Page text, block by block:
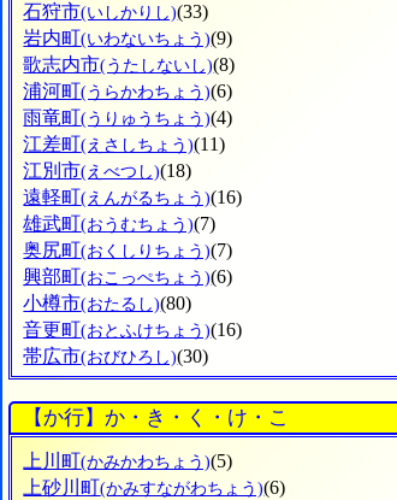
石狩市(いしかりし)(33)
岩内町(いわないちょう)(9)
歌志内市(うたしないし)(8)
浦河町(うらかわちょう)(6)
雨竜町(うりゅうちょう)(4)
江差町(えさしちょう)(11)
江別市(えべつし)(18)
遠軽町(えんがるちょう)(16)
雄武町(おうむちょう)(7)
奥尻町(おくしりちょう)(7)
興部町(おこっぺちょう)(6)
小樽市(おたるし)(80)
音更町(おとふけちょう)(16)
帯広市(おびひろし)(30)
【か行】か・き・く・け・こ
上川町(かみかわちょう)(5)
上砂川町(かみすながわちょう)(6)